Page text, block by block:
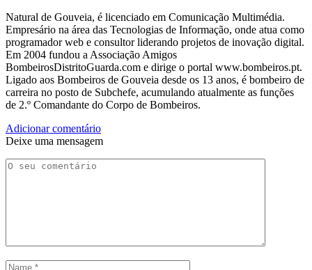
Natural de Gouveia, é licenciado em Comunicação Multimédia.
Empresário na área das Tecnologias de Informação, onde atua como
programador web e consultor liderando projetos de inovação digital.
Em 2004 fundou a Associação Amigos
BombeirosDistritoGuarda.com e dirige o portal www.bombeiros.pt.
Ligado aos Bombeiros de Gouveia desde os 13 anos, é bombeiro de
carreira no posto de Subchefe, acumulando atualmente as funções
de 2.º Comandante do Corpo de Bombeiros.
Adicionar comentário
Deixe uma mensagem